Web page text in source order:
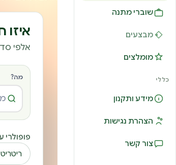
שוברי מתנה
מבצעים
מומלצים
כללי
מידע ותקנון
הצהרת נגישות
צור קשר
אלפי
מה?
פופולרי